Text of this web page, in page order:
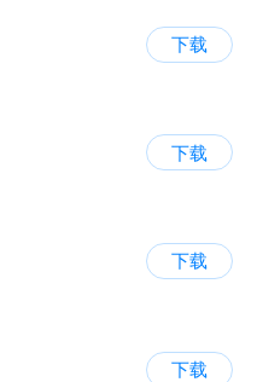
下载
下载
下载
下载